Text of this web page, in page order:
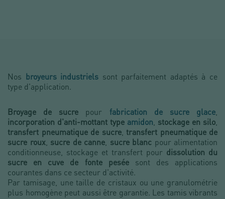
Nos broyeurs industriels sont parfaitement adaptés à ce
type d'application.
Broyage de sucre pour fabrication de sucre glace
incorporation d'anti-mottant type amidon stockage en silo
transfert pneumatique de sucre, transfert pneumatique de
sucre roux, sucre de canne sucre blanc pour alimentation
conditionneuse, stockage et transfert pour dissolution du
sucre en cuve de fonte peséesont des applications
courantes dans ce secteur d'activité.
Par tamisage, une taille de cristaux ou une granulométrie
plus homogène peut aussi être garantie. Les tamis vibrants